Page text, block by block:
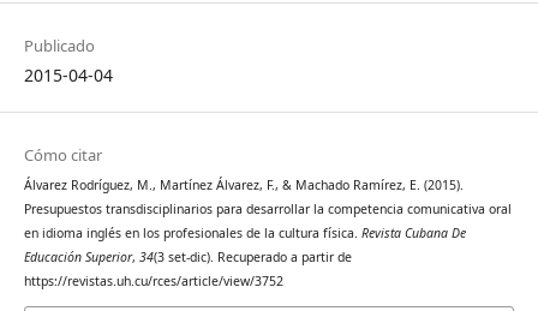
Publicado
2015-04-04
Cómo citar
Álvarez Rodríguez, M., Martínez Álvarez, F., & Machado Ramírez, E. (2015).
Presupuestos transdisciplinarios para desarrollar la competencia comunicativa oral
en idioma inglés en los profesionales de la cultura física. Revista Cubana De
Educación Superior, 34(3 set-dic). Recuperado a partir de
https://revistas.uh.cu/rces/article/view/3752